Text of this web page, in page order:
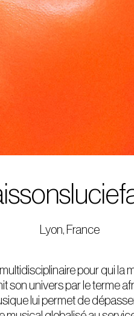
Lyon, France
pour qui la
son univers par le terme
lui permet de